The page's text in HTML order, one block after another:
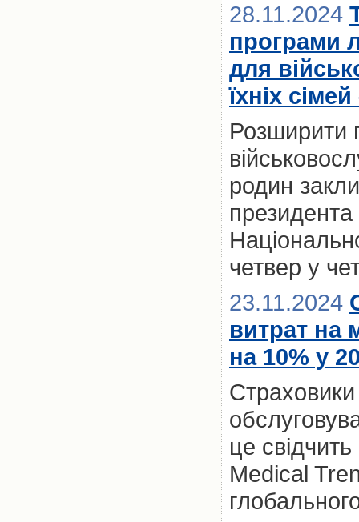
28.11.2024
програми
для
їхніх
Розширити
родин
президента
четвер у
23.11.2024
витрат на
на 10% у
це
Medical